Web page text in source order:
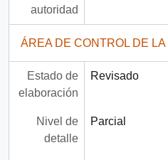
autoridad
ÁREA DE CONTROL DE
Estado de
elaboración
Revisado
Nivel de
detalle
Parcial